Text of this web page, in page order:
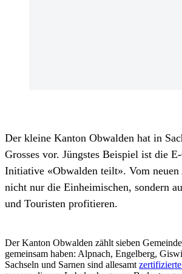
Der kleine Kanton Obwalden hat in
Grosses vor. Jüngstes Beispiel ist die
Initiative «Obwalden teilt». Vom neuen
nicht nur die Einheimischen, sondern
und Touristen profitieren.
Der Kanton Obwalden zählt sieben
gemeinsam haben: Alpnach, Engelberg,
Sachseln und Sarnen sind allesamt